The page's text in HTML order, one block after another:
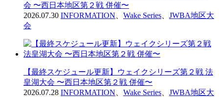
会 〜西日本地区第２戦 併催〜
2026.07.30 INFORMATION Wake Series
JWBA地区大
会
【最終スケジュール更新】ウェイクシリーズ第２戦 法
皇湖大会 〜西日本地区第２戦 併催〜
2026.07.28 INFORMATION Wake Series
JWBA地区大